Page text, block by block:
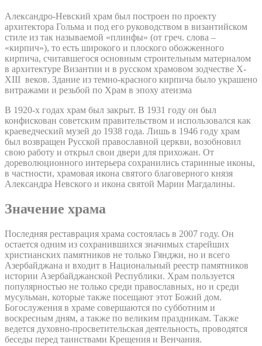
Александро-Невский храм был построен по проекту
архитектора Гольма и под его руководством в византийском
стиле из так называемой «плинфы» (от греч. слова –
«кирпич»), то есть широкого и плоского обожженного
кирпича, считавшегося основным строительным материалом
в архитектуре Византии и в русском храмовом зодчестве X-
XIII веков. Здание из темно-красного кирпича было украшено
витражами и резьбой по Храм в эпоху атеизма
В 1920-х годах храм был закрыт. В 1931 году он был
конфискован советским правительством и использовался как
краеведческий музей до 1938 года. Лишь в 1946 году храм
был возвращен Русской православной церкви, возобновил
свою работу и открыл свои двери для прихожан. От
дореволюционного интерьера сохранились старинные иконы,
в частности, храмовая икона святого благоверного князя
Александра Невского и икона святой Марии Магдалины.
Значение храма
Последняя реставрация храма состоялась в 2007 году. Он
остается одним из сохранившихся значимых старейших
христианских памятников не только Гянджи, но и всего
Азербайджана и входит в Национальный реестр памятников
истории Азербайджанской Республики. Храм пользуется
популярностью не только среди православных, но и среди
мусульман, которые также посещают этот Божий дом.
Богослужения в храме совершаются по субботним и
воскресным дням, а также по великим праздникам. Также
ведется духовно-просветительская деятельность, проводятся
беседы перед таинствами Крещения и Венчания.